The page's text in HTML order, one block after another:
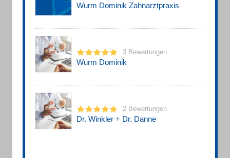
Wurm Dominik Zahnarztpraxis
3 Bewertungen
Wurm Dominik
2 Bewertungen
Dr. Winkler + Dr. Danne